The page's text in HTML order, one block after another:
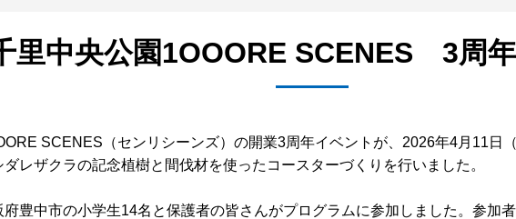
里中央公園1OOORE SCENES 3周
SCENES（センリシーンズ）の開業3周年イベントが、2026年4月11日
レザクラの記念植樹と間伐材を使ったコースターづくりを行いました。
豊中市の小学生14名と保護者の皆さんがプログラムに参加しました。参加